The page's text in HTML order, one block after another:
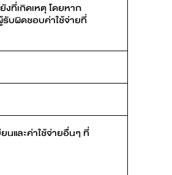
ที่เกิดเหตุ โดยหาก
รับผิดชอบค่าใช้จ่ายที่
และค่าใช้จ่ายอื่นๆ ที่